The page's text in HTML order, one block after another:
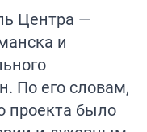
Центра —
и
По его словам,
проекта было